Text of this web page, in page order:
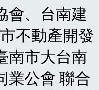
會、台南建
不動產開發
南市大台南
業公會 聯合